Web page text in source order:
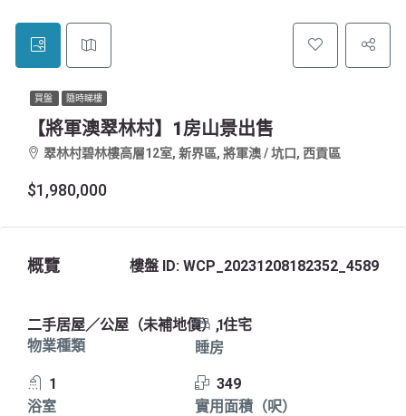
買盤 隨時睇樓
【將軍澳翠林村】1房山景出售
翠林村碧林樓高層12室, 新界區, 將軍澳 / 坑口, 西貢區
$1,980,000
概覽 樓盤 ID: WCP_20231208182352_4589
二手居屋／公屋（未補地價）, 住宅
物業種類
1
睡房
1
浴室
349
實用面積（呎）